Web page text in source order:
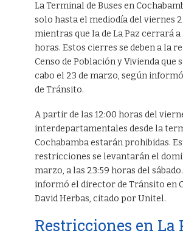
La Terminal de Buses en
solo hasta el mediodía del viernes
mientras que la de La Paz cerrará a
horas. Estos cierres se deben a la
Censo de Población y Vivienda que
cabo el 23 de marzo, según
de Tránsito.
A partir de las 12:00 horas del
interdepartamentales desde la
Cochabamba estarán prohibidas.
restricciones se levantarán el
marzo, a las 23:59 horas del
informó el director de Tránsito en
David Herbas, citado por Unitel.
Restricciones en La